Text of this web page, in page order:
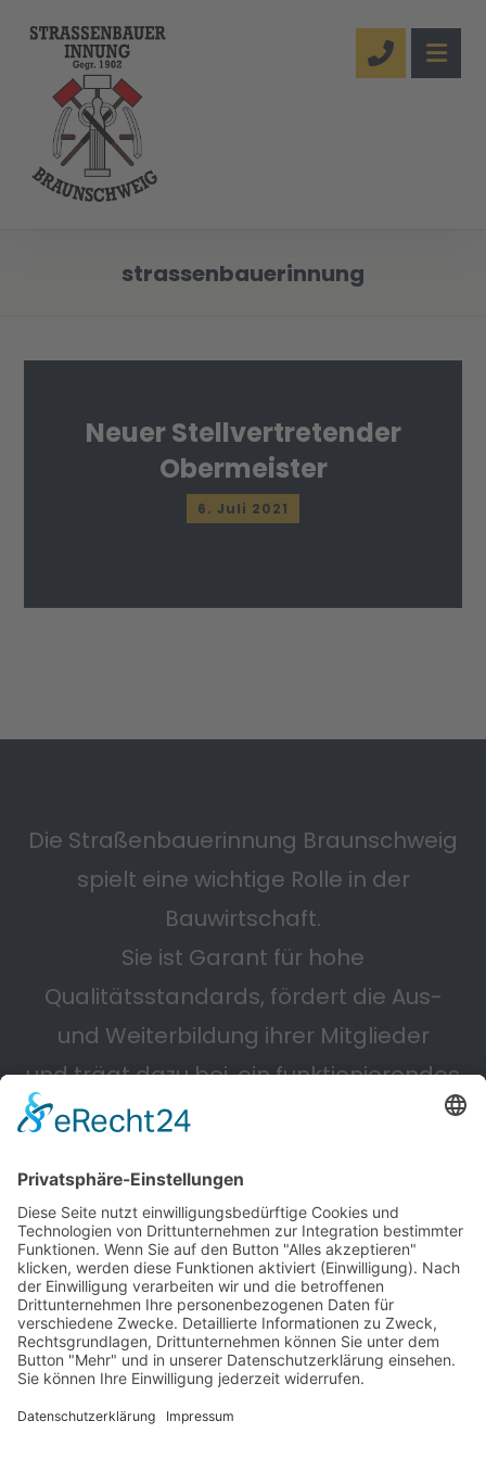
strassenbauerinnung
Neuer Stellvertretender
Obermeister
6. Juli 2021
Die Straßenbauerinnung Braunschweig
spielt eine wichtige Rolle in der
Bauwirtschaft.
Sie ist Garant für hohe
Qualitätsstandards, fördert die Aus-
und Weiterbildung ihrer Mitglieder
und trägt dazu bei, ein funktionierendes
Straßennetz zu erhalten.
Powered by KIEWITZ D&H
Cookie-Einstellungen